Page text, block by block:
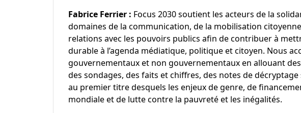
Fabrice Ferrier : Focus 2030 soutient les acteurs de la
domaines de la communication, de la mobilisation
relations avec les pouvoirs publics afin de contribuer à
durable à l’agenda médiatique, politique et citoyen. Nous
gouvernementaux et non gouvernementaux en allouant
des sondages, des faits et chiffres, des notes de
au premier titre desquels les enjeux de genre, de
mondiale et de lutte contre la pauvreté et les inégalités.